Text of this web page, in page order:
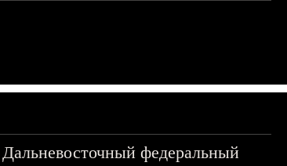
Дальневосточный федеральный